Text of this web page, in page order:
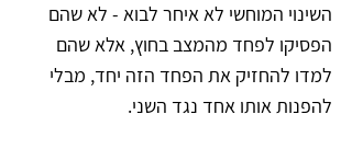
השינוי המוחשי לא איחר לבוא - לא שהם
הפסיקו לפחד מהמצב בחוץ, אלא שהם
למדו להחזיק את הפחד הזה יחד, מבלי
להפנות אותו אחד נגד השני.